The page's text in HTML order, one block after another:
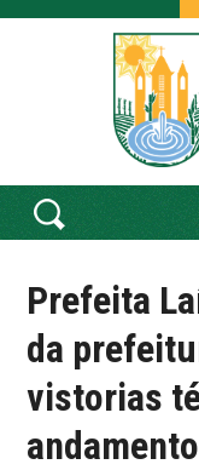
Prefeita
da
vistorias